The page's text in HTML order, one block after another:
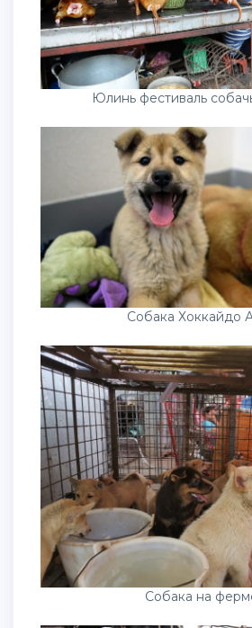
Юлинь фестиваль
Собака Хоккайдо
Собака на